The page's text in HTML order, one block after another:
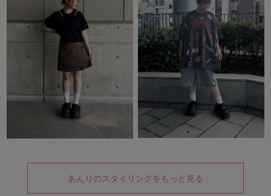
あんりのスタイリングをもっと見る